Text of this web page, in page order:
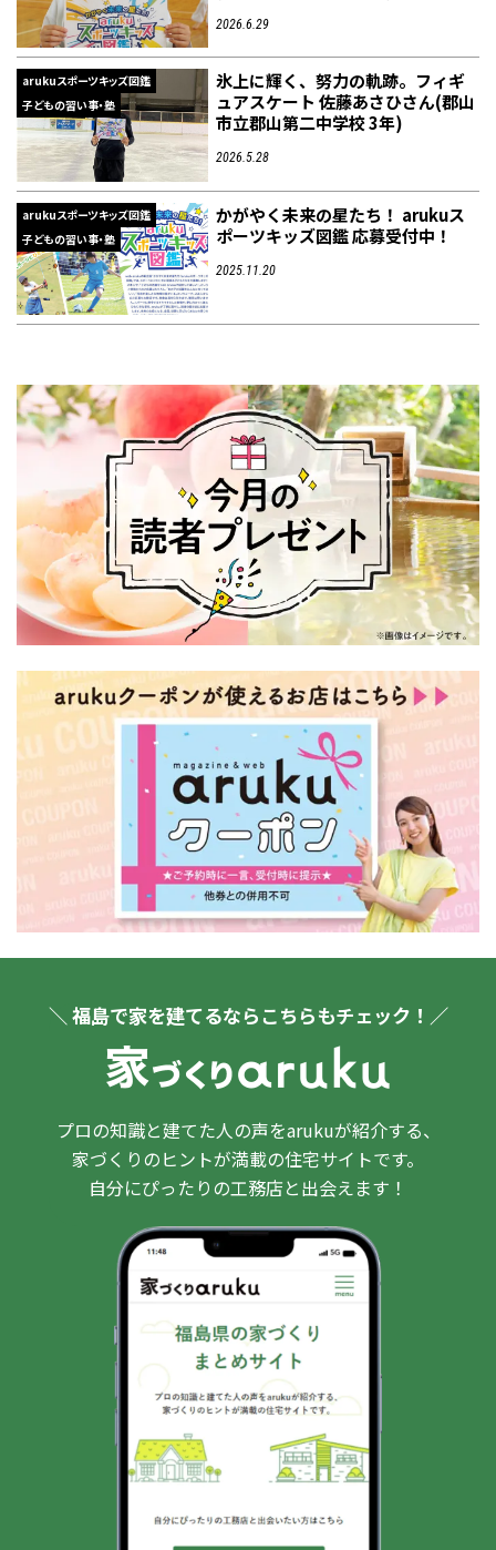
2026.6.29
arukuスポーツキッズ図鑑
子どもの習い事・塾
氷上に輝く、努力の軌跡。フィギ
ュアスケート 佐藤あさひさん(郡山
市立郡山第二中学校 3年)
2026.5.28
arukuスポーツキッズ図鑑
子どもの習い事・塾
かがやく未来の星たち！ arukuス
ポーツキッズ図鑑 応募受付中！
2025.11.20
＼ 福島で家を建てるならこちらもチェック！／
プロの知識と建てた人の声をarukuが紹介する、
家づくりのヒントが満載の住宅サイトです。
自分にぴったりの工務店と出会えます！